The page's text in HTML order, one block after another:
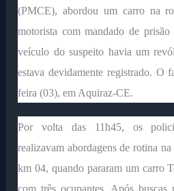
(PMCE), abordou um carro na
motorista com mandado de
veículo do suspeito havia um
estava devidamente registrado. O
feira (03), em Aquiraz-CE.
Por volta das 11h45, os
realizavam abordagens de rotina
km 04, quando pararam um carro
com três ocupantes. Após